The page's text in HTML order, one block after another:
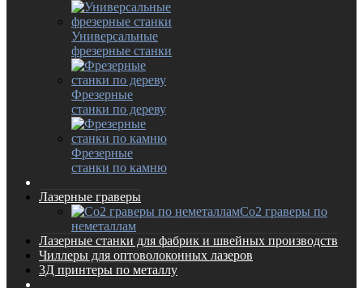
Универсальные
фрезерные станки
Фрезерные
станки по дереву
Фрезерные
станки по камню
Лазерные граверы
Co2 граверы по
неметаллам
Лазерные станки для фабрик и швейных производств
Чиллеры для оптоволоконных лазеров
3Д принтеры по металлу